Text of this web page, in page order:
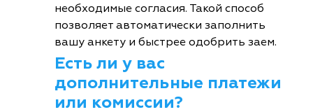
необходимые согласия. Такой способ
позволяет автоматически заполнить
вашу анкету и быстрее одобрить заем.
Есть ли у вас
дополнительные платежи
или комиссии?